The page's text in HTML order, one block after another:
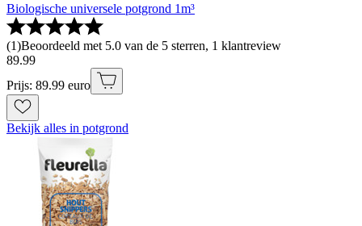
Biologische universele potgrond 1m³
(1)Beoordeeld met 5.0 van de 5 sterren, 1 klantreview
89.99
Prijs: 89.99 euro
Bekijk alles in potgrond